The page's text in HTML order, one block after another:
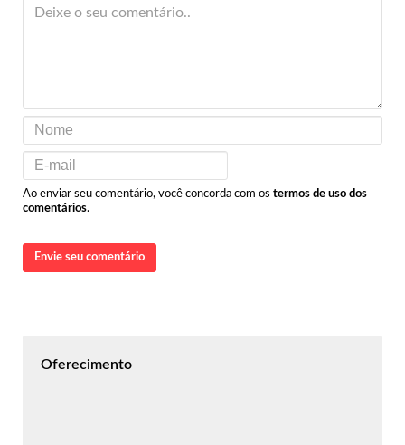
Ao enviar seu comentário, você concorda com os termos de uso dos
comentários.
Envie seu comentário
Oferecimento